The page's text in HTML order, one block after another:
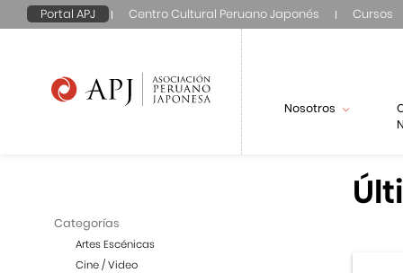
Portal APJ Centro Cultural Peruano Japonés Cursos
Nosotros
Categorías
Artes Escénicas
Cine / Video